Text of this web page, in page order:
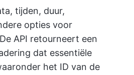
tijden, duur,
opties voor
API retourneert een
dat essentiële
het ID van de